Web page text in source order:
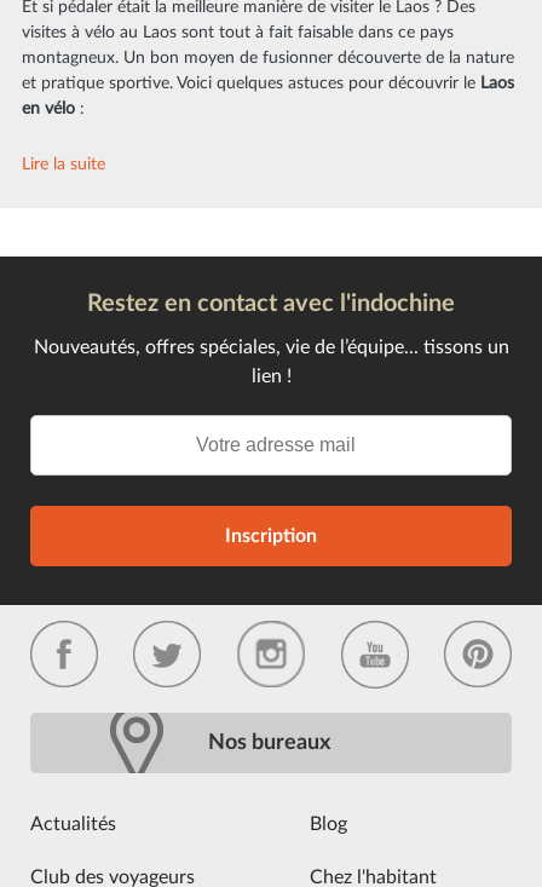
Et si pédaler était la meilleure manière de visiter le Laos ? Des
visites à vélo au Laos sont tout à fait faisable dans ce pays
montagneux. Un bon moyen de fusionner découverte de la nature
et pratique sportive. Voici quelques astuces pour découvrir le Laos
en vélo :
Lire la suite
Restez en contact avec l'indochine
Nouveautés, offres spéciales, vie de l’équipe... tissons un
lien !
Inscription
Nos bureaux
Actualités Blog
Club des voyageurs Chez l'habitant